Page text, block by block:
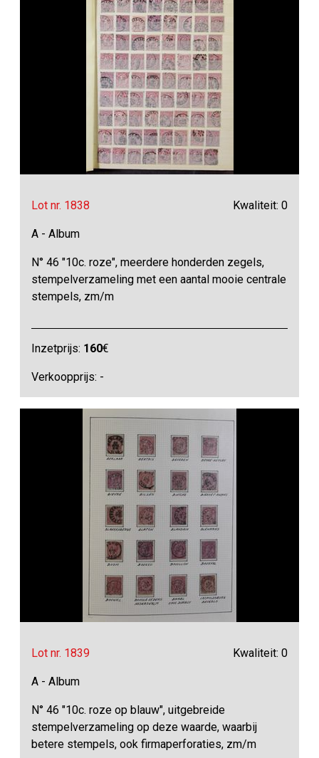
Lot nr. 1838 Kwaliteit: 0
A - Album
N° 46 "10c. roze", meerdere honderden zegels,
stempelverzameling met een aantal mooie centrale
stempels, zm/m
Inzetprijs: 160€
Verkoopprijs: -
Lot nr. 1839 Kwaliteit: 0
A - Album
N° 46 "10c. roze op blauw", uitgebreide
stempelverzameling op deze waarde, waarbij
betere stempels, ook firmaperforaties, zm/m